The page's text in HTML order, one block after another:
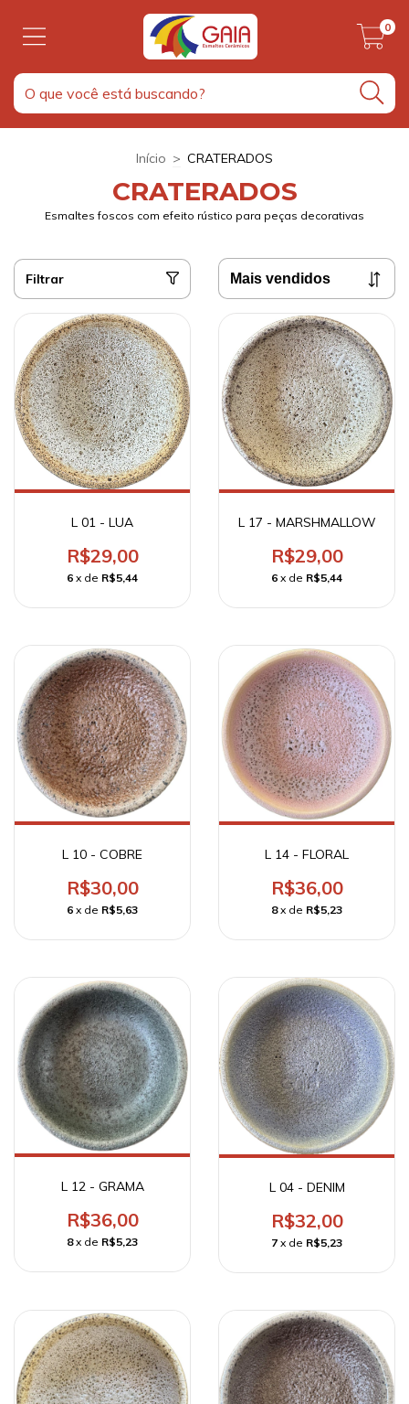
0
Início > CRATERADOS
CRATERADOS
Esmaltes foscos com efeito rústico para peças decorativas
Filtrar
L 01 - LUA
R$29,00
6 x de R$5,44
L 17 - MARSHMALLOW
R$29,00
6 x de R$5,44
L 10 - COBRE
R$30,00
6 x de R$5,63
L 14 - FLORAL
R$36,00
8 x de R$5,23
L 12 - GRAMA
R$36,00
8 x de R$5,23
L 04 - DENIM
R$32,00
7 x de R$5,23